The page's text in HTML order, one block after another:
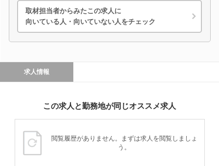
取材担当者からみたこの求人に
向いている人・向いていない人をチェック
求人情報
この求人と勤務地が同じオススメ求人
閲覧履歴がありません。まずは求人を閲覧しましょ
う。